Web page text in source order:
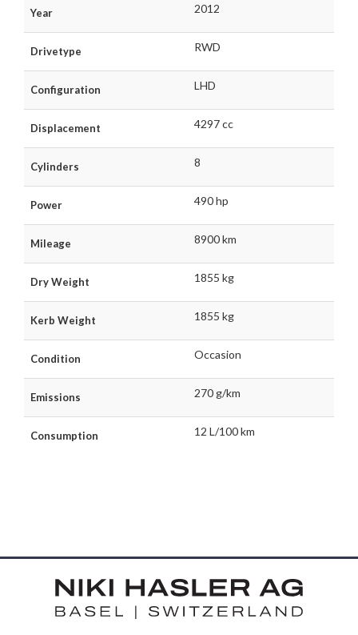
Year 2012
Drivetype RWD
Configuration LHD
Displacement 4297 cc
Cylinders 8
Power 490 hp
Mileage 8900 km
Dry Weight 1855 kg
Kerb Weight 1855 kg
Condition Occasion
Emissions 270 g/km
Consumption 12 L/100 km